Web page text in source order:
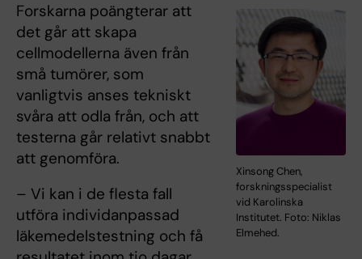
Xinsong Chen,
forskningsspecialist
vid Karolinska
Institutet. Foto: Niklas
Elmehed.
Forskarna poängterar att
det går att skapa
cellmodellerna även från
små tumörer, som
vanligtvis anses tekniskt
svåra att odla från, och att
testerna går relativt snabbt
att genomföra.
– Vi kan i de flesta fall
utföra individanpassad
läkemedelstestning och få